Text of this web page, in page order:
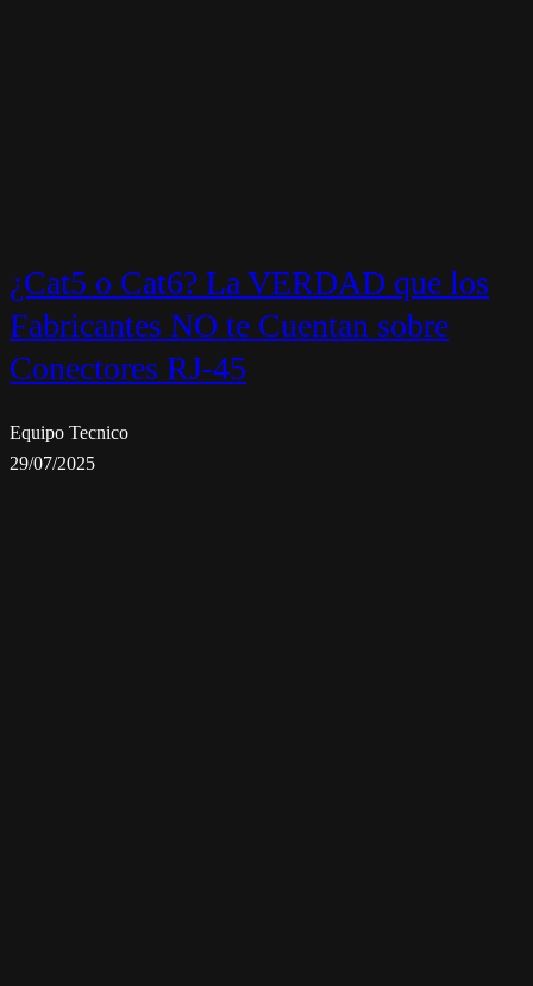
¿Cat5 o Cat6? La VERDAD que los
Fabricantes NO te Cuentan sobre
Conectores RJ-45
Equipo Tecnico
29/07/2025